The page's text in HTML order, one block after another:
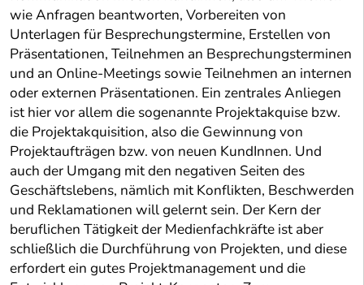
wie Anfragen beantworten, Vorbereiten von
Unterlagen für Besprechungstermine, Erstellen von
Präsentationen, Teilnehmen an Besprechungsterminen
und an Online-Meetings sowie Teilnehmen an internen
oder externen Präsentationen. Ein zentrales Anliegen
ist hier vor allem die sogenannte Projektakquise bzw.
die Projektakquisition, also die Gewinnung von
Projektaufträgen bzw. von neuen KundInnen. Und
auch der Umgang mit den negativen Seiten des
Geschäftslebens, nämlich mit Konflikten, Beschwerden
und Reklamationen will gelernt sein. Der Kern der
beruflichen Tätigkeit der Medienfachkräfte ist aber
schließlich die Durchführung von Projekten, und diese
erfordert ein gutes Projektmanagement und die